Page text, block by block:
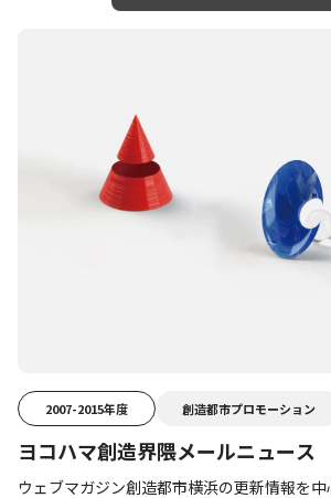
2007-2015年度 創造都市プロモーション
ヨコハマ創造界隈メールニュース
ウェブマガジン創造都市横浜の更新情報を